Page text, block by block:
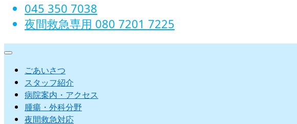
045 350 7038‬
夜間救急専用 080 7201 7225‬
ごあいさつ
スタッフ紹介
病院案内・アクセス
腫瘍・外科分野
夜間救急対応